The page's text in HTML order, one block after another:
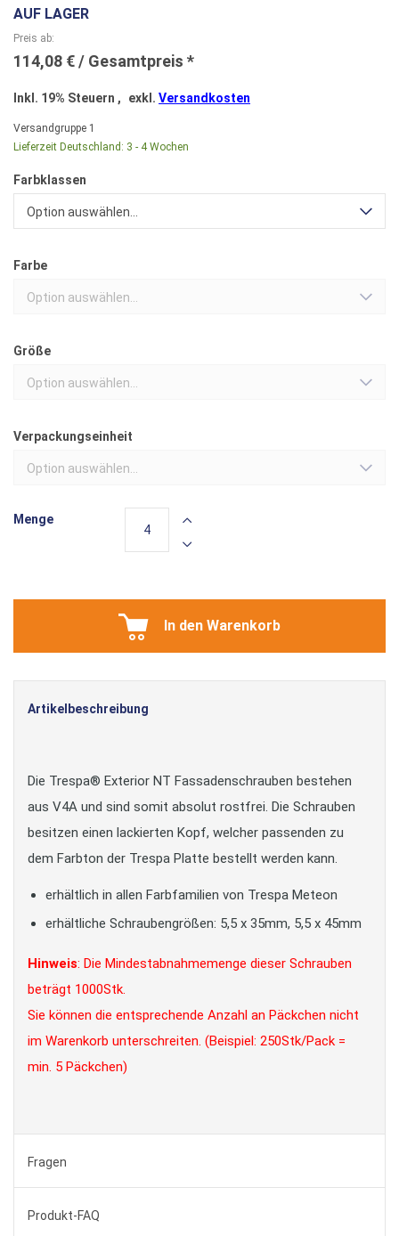
AUF LAGER
Preis ab
114,08 €
Inkl. 19% Steuern , exkl. Versandkosten
Versandgruppe 1
Lieferzeit Deutschland: 3 - 4 Wochen
Farbklassen
Option auswählen...
Farbe
Option auswählen...
Größe
Option auswählen...
Verpackungseinheit
Option auswählen...
Menge
In den Warenkorb
Artikelbeschreibung
Die Trespa® Exterior NT Fassadenschrauben bestehen
aus V4A und sind somit absolut rostfrei. Die Schrauben
besitzen einen lackierten Kopf, welcher passenden zu
dem Farbton der Trespa Platte bestellt werden kann.
erhältlich in allen Farbfamilien von Trespa Meteon
erhältliche Schraubengrößen: 5,5 x 35mm, 5,5 x 45mm
Hinweis: Die Mindestabnahmemenge dieser Schrauben
beträgt 1000Stk.
Sie können die entsprechende Anzahl an Päckchen nicht
im Warenkorb unterschreiten. (Beispiel: 250Stk/Pack =
min. 5 Päckchen)
Fragen
Produkt-FAQ